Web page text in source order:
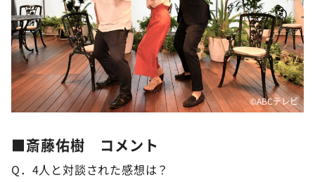
©️ABCテレビ
■斎藤佑樹 コメント
Q．4人と対談された感想は？